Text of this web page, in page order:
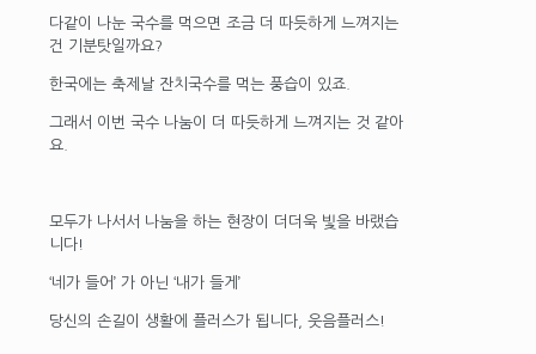
다같이 나눈 국수를 먹으면 조금 더 따듯하게 느껴지는
건 기분탓일까요?
한국에는 축제날 잔치국수를 먹는 풍습이 있죠.
그래서 이번 국수 나눔이 더 따듯하게 느껴지는 것 같아
요.
모두가 나서서 나눔을 하는 현장이 더더욱 빛을 바랬습
니다!
‘네가 들어’ 가 아닌 ‘내가 들게’
당신의 손길이 생활에 플러스가 됩니다, 웃음플러스!